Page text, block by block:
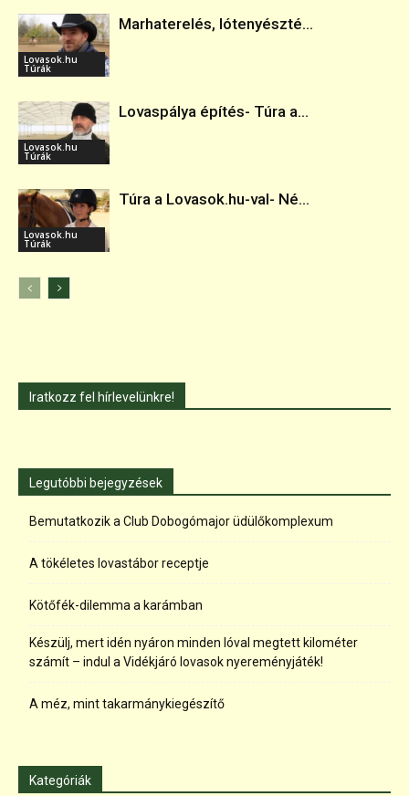
Lovasok.hu
Túrák
Marhaterelés, lótenyészté...
Lovasok.hu
Túrák
Lovaspálya építés- Túra a...
Lovasok.hu
Túrák
Túra a Lovasok.hu-val- Né...
Iratkozz fel hírlevelünkre!
Legutóbbi bejegyzések
Bemutatkozik a Club Dobogómajor üdülőkomplexum
A tökéletes lovastábor receptje
Kötőfék-dilemma a karámban
Készülj, mert idén nyáron minden lóval megtett kilométer
számít – indul a Vidékjáró lovasok nyereményjáték!
A méz, mint takarmánykiegészítő
Kategóriák